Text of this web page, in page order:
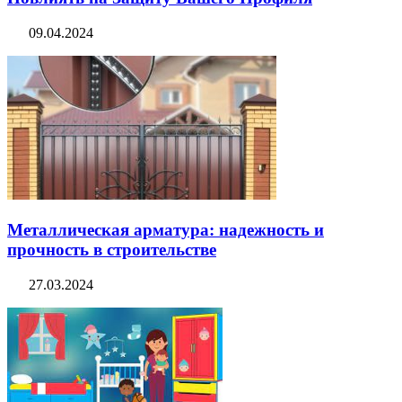
09.04.2024
Металлическая арматура: надежность и
прочность в строительстве
27.03.2024